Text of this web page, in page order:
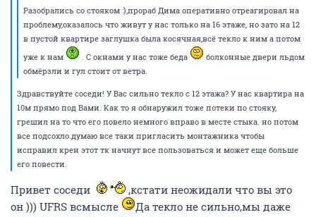
Разобрались со стояком :),прораб Дима оперативно отреагировал на
проблему,оказалось что живут у нас только на 16 этаже, но зато на 12
в пустой квартире заглушка была косячная,всё текло к ним а потом
уже к нам
. С окнами у нас тоже беда
болконные двери льдом
обмёрзли и гул стоит от ветра.
Здравствуйте соседи! У Вас сильно текло с 12 этажа? У нас квартира на
10м прямо под Вами. Как то я обнаружил тоже потеки по стояку,
грешил на то что его повело немного вправо в месте стыка. но потом
все подсохло.думаю все таки пригласить монтажника чтобы
исправил крен этот тк начнут все пользоваться и может еще больше
его повести.
Привет соседи
,кстати неожидали что вы это
он ))) UFRS всмысле
Да текло не сильно,мы даже